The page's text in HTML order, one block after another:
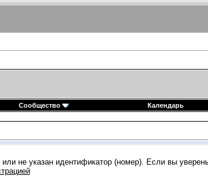
Сообщество Календарь
не указан идентификатор (номер). Если вы